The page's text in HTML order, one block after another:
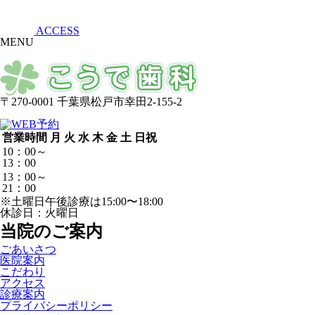
ACCESS
MENU
〒270-0001 千葉県松戸市幸田2-155-2
営業時間 月 火 水 木 金 土 日祝
10：00～
13：00
13：00～
21：00
※土曜日午後診療は15:00〜18:00
休診日：火曜日
当院のご案内
ごあいさつ
医院案内
こだわり
アクセス
診療案内
プライバシーポリシー